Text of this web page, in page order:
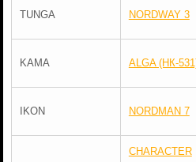
TUNGA NORDWAY 3
KAMA ALGA (НК-
IKON NORDMAN 7
CHARACTER